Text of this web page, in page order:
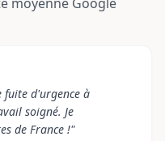
fuite d'urgence à
soigné. Je
de France !"